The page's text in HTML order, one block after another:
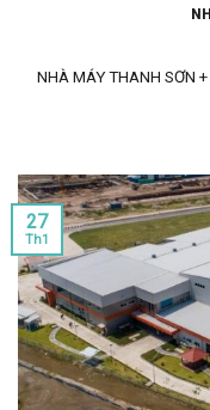
NHÀ MÁY THANH SƠN
27
Th1